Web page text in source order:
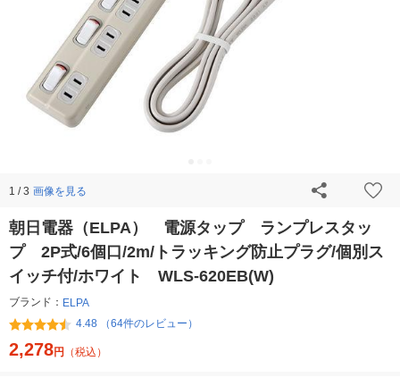
1 / 3 画像を見る
朝日電器（ELPA） 電源タップ ランプレスタッ
プ 2P式/6個口/2m/トラッキング防止プラグ/個別ス
イッチ付/ホワイト WLS-620EB(W)
ブランド： ELPA
4.48 （64件のレビュー）
2,278円 （税込）